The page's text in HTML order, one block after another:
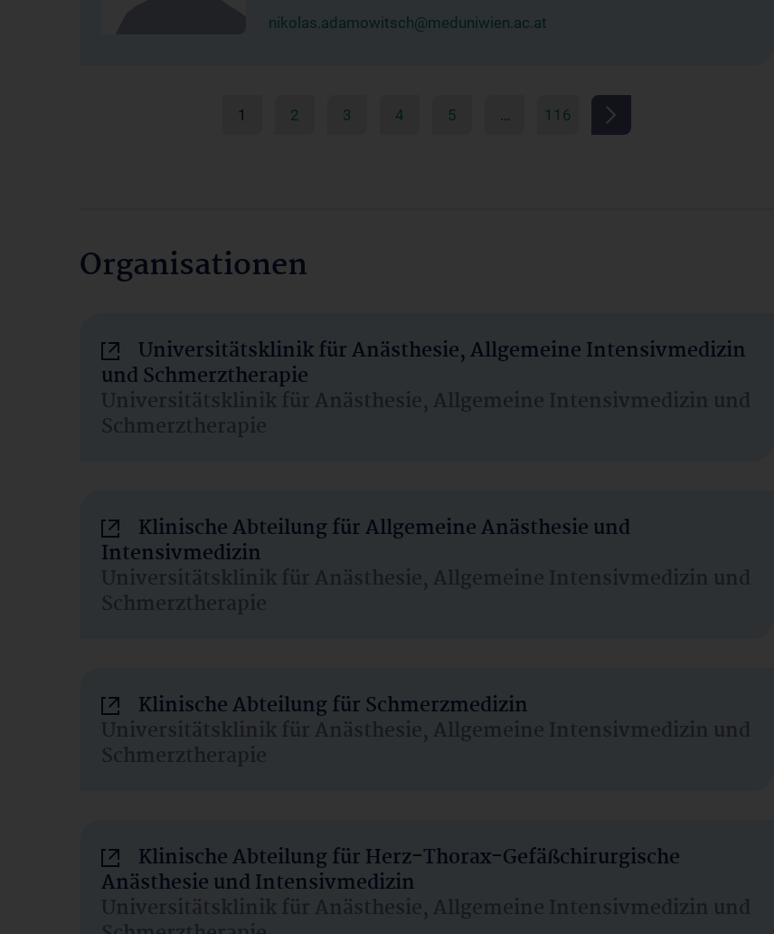
nikolas.adamowitsch@meduniwien.ac.at
1 2 3 4 5 … 116
Organisationen
Universitätsklinik für Anästhesie, Allgemeine Intensivmedizin
und Schmerztherapie
Universitätsklinik für Anästhesie, Allgemeine Intensivmedizin und
Schmerztherapie
Klinische Abteilung für Allgemeine Anästhesie und
Intensivmedizin
Universitätsklinik für Anästhesie, Allgemeine Intensivmedizin und
Schmerztherapie
Klinische Abteilung für Schmerzmedizin
Universitätsklinik für Anästhesie, Allgemeine Intensivmedizin und
Schmerztherapie
Klinische Abteilung für Herz-Thorax-Gefäßchirurgische
Anästhesie und Intensivmedizin
Universitätsklinik für Anästhesie, Allgemeine Intensivmedizin und